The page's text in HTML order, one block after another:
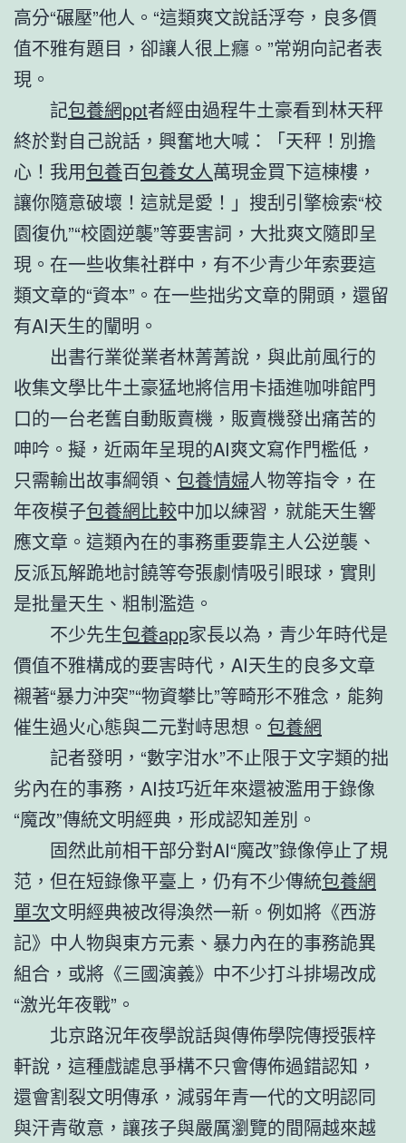
高分“碾壓”他人。“這類爽文說話浮夸，良多價
值不雅有題目，卻讓人很上癮。”常朔向記者表
現。
記包養網ppt者經由過程牛土豪看到林天秤
終於對自己說話，興奮地大喊：「天秤！別擔
心！我用包養百包養女人萬現金買下這棟樓，
讓你隨意破壞！這就是愛！」搜刮引擎檢索“校
園復仇”“校園逆襲”等要害詞，大批爽文隨即呈
現。在一些收集社群中，有不少青少年索要這
類文章的“資本”。在一些拙劣文章的開頭，還留
有AI天生的闡明。
出書行業從業者林菁菁說，與此前風行的
收集文學比牛土豪猛地將信用卡插進咖啡館門
口的一台老舊自動販賣機，販賣機發出痛苦的
呻吟。擬，近兩年呈現的AI爽文寫作門檻低，
只需輸出故事綱領、 包養情婦人物等指令，在
年夜模子包養網比較中加以練習，就能天生響
應文章。這類內在的事務重要靠主人公逆襲、
反派瓦解跪地討饒等夸張劇情吸引眼球，實則
是批量天生、粗制濫造。
不少先生包養app家長以為，青少年時代是
價值不雅構成的要害時代，AI天生的良多文章
襯著“暴力沖突”“物資攀比”等畸形不雅念，能夠
催生過火心態與二元對峙思想。 包養網
記者發明，“數字泔水”不止限于文字類的拙
劣內在的事務，AI技巧近年來還被濫用于錄像
“魔改”傳統文明經典，形成認知差別。
固然此前相干部分對AI“魔改”錄像停止了規
范，但在短錄像平臺上，仍有不少傳統包養網
單次文明經典被改得渙然一新。例如將《西游
記》中人物與東方元素、暴力內在的事務詭異
組合，或將《三國演義》中不少打斗排場改成
“激光年夜戰”。
北京路況年夜學說話與傳佈學院傳授張梓
軒說，這種戲謔息爭構不只會傳佈過錯認知，
還會割裂文明傳承，減弱年青一代的文明認同
與汗青敬意，讓孩子與嚴厲瀏覽的間隔越來越